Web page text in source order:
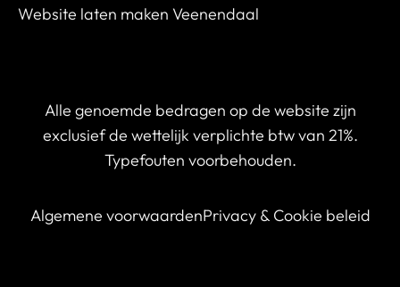
Website laten maken Veenendaal
Alle genoemde bedragen op de website zijn
exclusief de wettelijk verplichte btw van 21%.
Typefouten voorbehouden.
Algemene voorwaardenPrivacy & Cookie beleid